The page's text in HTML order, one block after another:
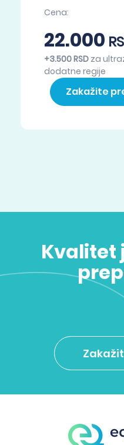
Cena:
22.000
+3.500 RSDza
dodatne regije
Zakažite
Kvalitet